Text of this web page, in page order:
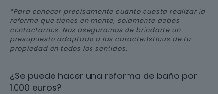
*Para conocer precisamente cuánto cuesta realizar la
reforma que tienes en mente, solamente debes
contactarnos. Nos aseguramos de brindarte un
presupuesto adaptado a las características de tu
propiedad en todos los sentidos.
¿Se puede hacer una reforma de baño por
1.000 euros?